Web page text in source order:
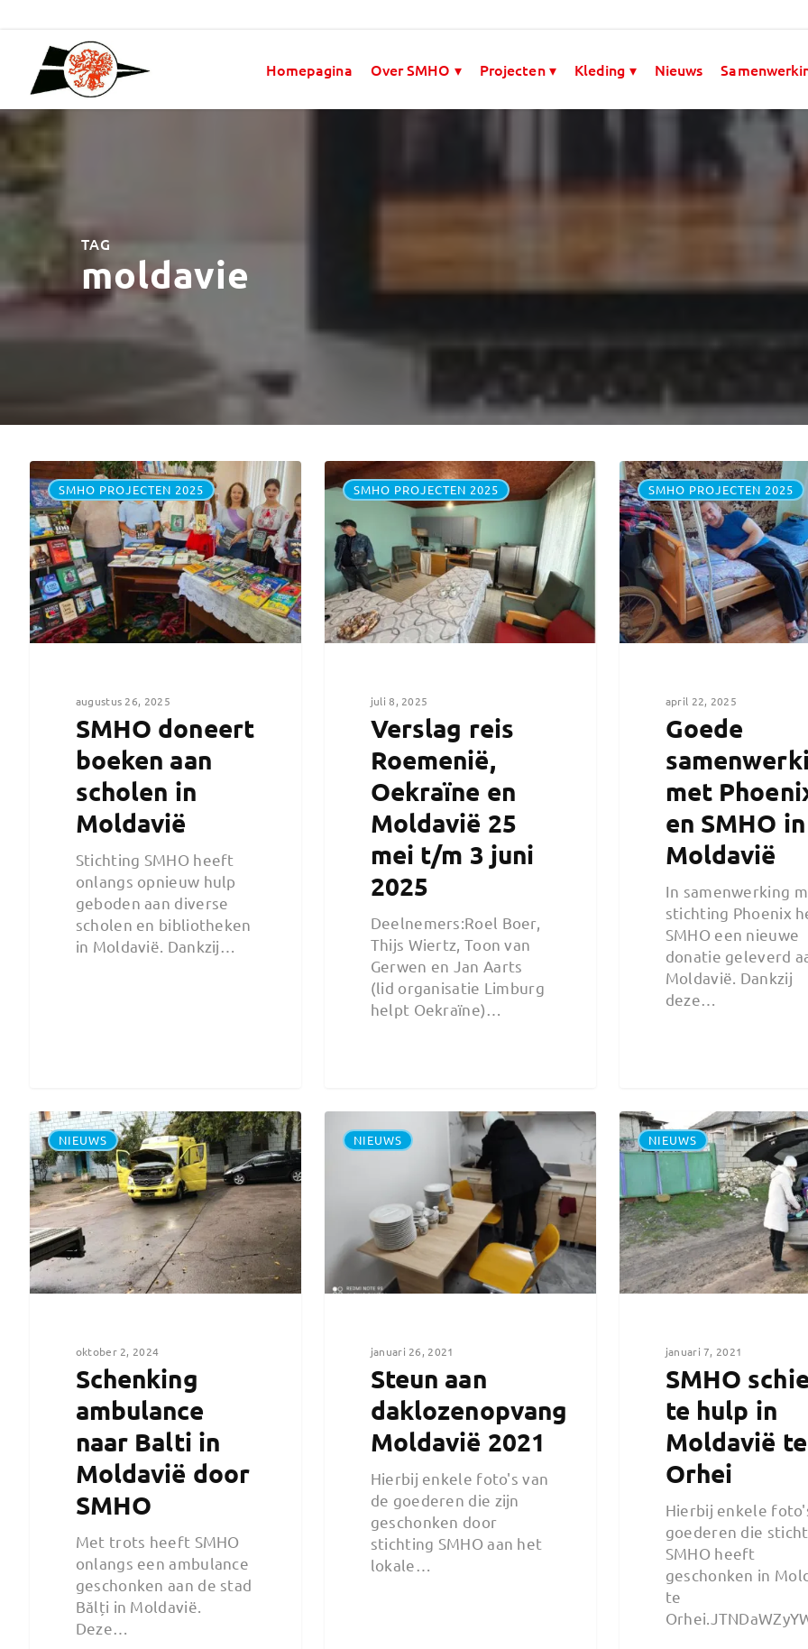
Homepagina Over SMHO ▾ Projecten ▾ Kleding ▾ Nieuws
TAG
moldavie
SMHO PROJECTEN 2025
augustus 26, 2025
SMHO doneert
boeken aan
scholen in
Moldavië
Stichting SMHO heeft
onlangs opnieuw hulp
geboden aan diverse
scholen en bibliotheken
in Moldavië. Dankzij…
SMHO PROJECTEN 2025
juli 8, 2025
Verslag reis
Roemenië,
Oekraïne en
Moldavië 25
mei t/m 3 juni
2025
Deelnemers:Roel Boer,
Thijs Wiertz, Toon van
Gerwen en Jan Aarts
(lid organisatie Limburg
helpt Oekraïne)…
SMHO PROJECTEN 2025
april 22, 2025
Goede
met
en SMHO in
Moldavië
In samenwerking
stichting Phoenix
SMHO een nieuwe
donatie geleverd
Moldavië. Dankzij
deze…
NIEUWS
oktober 2, 2024
Schenking
ambulance
naar Balti in
Moldavië door
SMHO
Met trots heeft SMHO
onlangs een ambulance
geschonken aan de stad
Bălți in Moldavië.
Deze…
NIEUWS
januari 26, 2021
Steun aan
daklozenopvang
Moldavië 2021
Hierbij enkele foto's van
de goederen die zijn
geschonken door
stichting SMHO aan het
lokale…
NIEUWS
januari 7, 2021
SMHO
te hulp in
Moldavië te
Orhei
Hierbij enkele
goederen die
SMHO heeft
geschonken in
te